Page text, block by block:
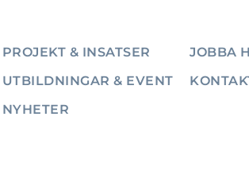
PROJEKT & INSATSER
UTBILDNINGAR & EVENT
NYHETER
JOBBA